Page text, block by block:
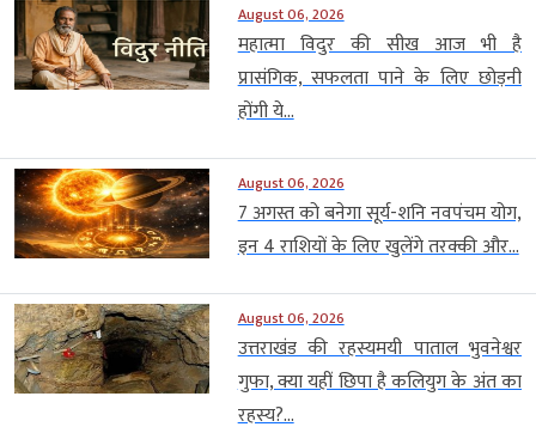
August 06, 2026
महात्मा विदुर की सीख आज भी है
प्रासंगिक, सफलता पाने के लिए छोड़नी
होंगी ये...
August 06, 2026
7 अगस्त को बनेगा सूर्य-शनि नवपंचम योग,
इन 4 राशियों के लिए खुलेंगे तरक्की और...
August 06, 2026
उत्तराखंड की रहस्यमयी पाताल भुवनेश्वर
गुफा, क्या यहीं छिपा है कलियुग के अंत का
रहस्य?...